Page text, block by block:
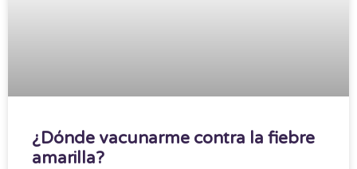
¿Dónde vacunarme contra la fiebre
amarilla?